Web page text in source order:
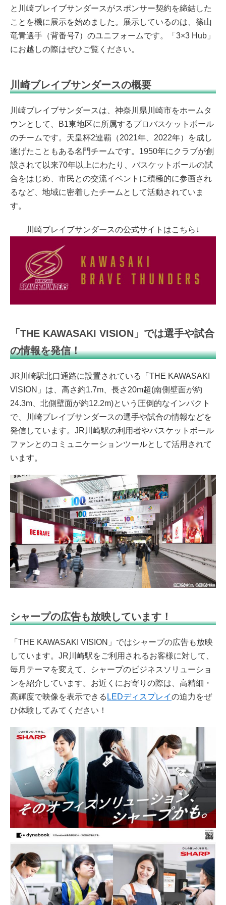
と川崎ブレイブサンダースがスポンサー契約を締結した
ことを機に展示を始めました。展示しているのは、篠山
竜青選手（背番号7）のユニフォームです。「3×3 Hub」
にお越しの際はぜひご覧ください。
川崎ブレイブサンダースの概要
川崎ブレイブサンダースは、神奈川県川崎市をホームタ
ウンとして、B1東地区に所属するプロバスケットボール
のチームです。天皇杯2連覇（2021年、2022年）を成し
遂げたこともある名門チームです。1950年にクラブが創
設されて以来70年以上にわたり、バスケットボールの試
合をはじめ、市民との交流イベントに積極的に参画され
るなど、地域に密着したチームとして活動されていま
す。
川崎ブレイブサンダースの公式サイトはこちら↓
「THE KAWASAKI VISION」では選手や試合
の情報を発信！
JR川崎駅北口通路に設置されている「THE KAWASAKI
VISION」は、高さ約1.7m、長さ20m超(南側壁面が約
24.3m、北側壁面が約12.2m)という圧倒的なインパクト
で、川崎ブレイブサンダースの選手や試合の情報などを
発信しています。JR川崎駅の利用者やバスケットボール
ファンとのコミュニケーションツールとして活用されて
います。
シャープの広告も放映しています！
「THE KAWASAKI VISION」ではシャープの広告も放映
しています。JR川崎駅をご利用されるお客様に対して、
毎月テーマを変えて、シャープのビジネスソリューショ
ンを紹介しています。お近くにお寄りの際は、高精細・
高輝度で映像を表示できる LEDディスプレイの迫力をぜ
ひ体験してみてください！